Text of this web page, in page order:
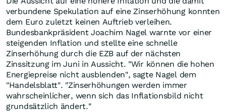
verbundene Spekulation auf eine Zinserhöhung konnten
dem Euro zuletzt keinen Auftrieb verleihen.
Bundesbankpräsident Joachim Nagel warnte vor einer
steigenden Inflation und stellte eine schnelle
Zinserhöhung durch die EZB auf der nächsten
Zinssitzung im Juni in Aussicht. "Wir können die hohen
Energiepreise nicht ausblenden", sagte Nagel dem
"Handelsblatt". "Zinserhöhungen werden immer
wahrscheinlicher, wenn sich das Inflationsbild nicht
grundsätzlich ändert."